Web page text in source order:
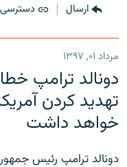
ارسال
مرداد ۰۱, ۱۳۹۷
دونالد ترامپ
تهدید کردن
خواهد داشت
دونالد ترامپ رئیس